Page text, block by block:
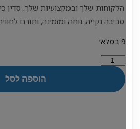
הלקוחות שלך ובמקצועיות שלך. סדין
סביבה נקייה, נוחה ומזמינה, ותורם לחוויה
כמות
מיקרו
הוספה לסל